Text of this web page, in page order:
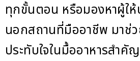
ทุกขั้นตอน หรือมองหาผู้ให้
นอกสถานที่มืออาชีพ มาช่
ประทับใจในมื้ออาหารสำ